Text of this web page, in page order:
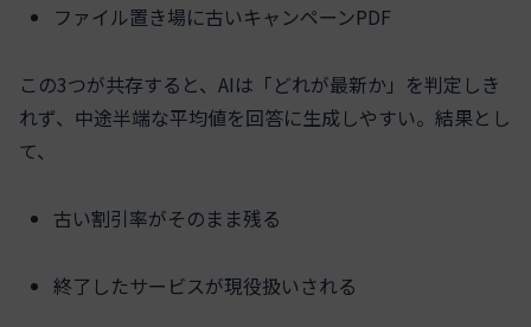
ファイル置き場に古いキャンペーンPDF
この3つが共存すると、AIは「どれが最新か」を判定しき
れず、中途半端な平均値を回答に生成しやすい。結果とし
て、
古い割引率がそのまま残る
終了したサービスが現役扱いされる